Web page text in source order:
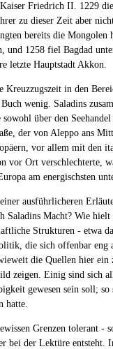
Friedrich II. 1229
zu dieser Zeit aber
bereits die Mongolen
und 1258 fiel Bagdad
letzte Hauptstadt Akkon.
Kreuzzugszeit in den
wenig. Saladins
über den
der von Aleppo ans
vor allem mit den
vor Ort verschlechterte,
am energischsten
ausführlicheren
Saladins Macht? Wie
Strukturen - etwa
die sich offenbar eng
die Quellen hier ein
zeigen. Einig sind sich
gewesen sein soll;
hatte.
Grenzen tolerant -
bei der Lektüre entsteht.